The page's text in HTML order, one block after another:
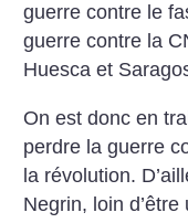
guerre contre le
guerre contre la
Huesca et
On est donc en
perdre la guerre
la révolution.
Negrin, loin